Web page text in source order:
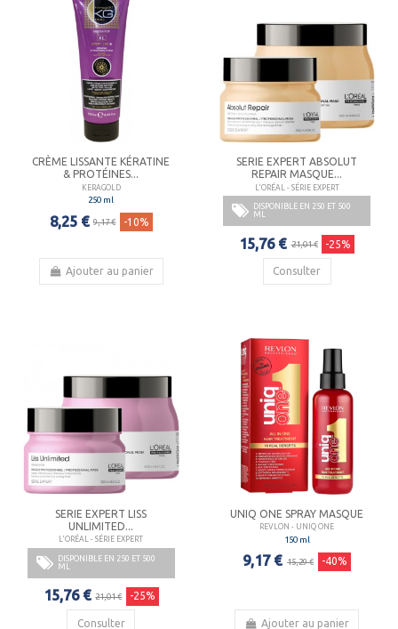
CRÈME LISSANTE KÉRATINE
& PROTÉINES...
KERAGOLD
250 ml
8,25 € 9,17 € -10%
Ajouter au panier
SERIE EXPERT ABSOLUT
REPAIR MASQUE...
L'ORÉAL - SÉRIE EXPERT
DISPONIBLE EN 250 ET 500
ML
15,76 € 21,01 € -25%
Consulter
SERIE EXPERT LISS
UNLIMITED...
L'ORÉAL - SÉRIE EXPERT
DISPONIBLE EN 250 ET 500
ML
15,76 € 21,01 € -25%
Consulter
UNIQ ONE SPRAY MASQUE
REVLON - UNIQ ONE
150 ml
9,17 € 15,29 € -40%
Ajouter au panier